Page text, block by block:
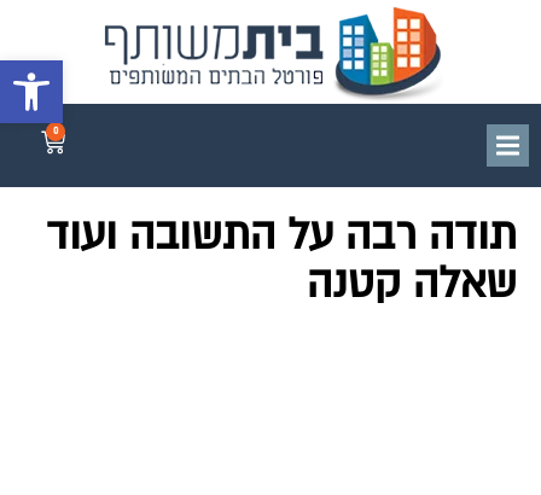
פתח
0
תודה רבה על התשובה ועוד
שאלה קטנה